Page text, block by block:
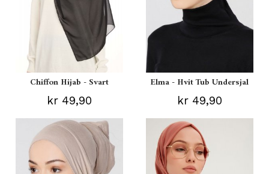
Chiffon Hijab - Svart
kr 49,90
Elma - Hvit Tub Undersjal
kr 49,90